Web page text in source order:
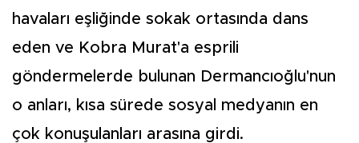
havaları eşliğinde sokak ortasında dans
eden ve Kobra Murat'a esprili
göndermelerde bulunan Dermancıoğlu'nun
o anları, kısa sürede sosyal medyanın en
çok konuşulanları arasına girdi.